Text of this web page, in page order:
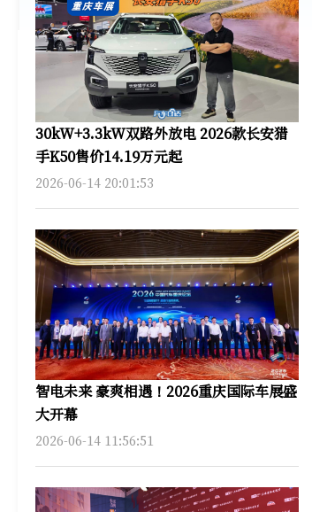
30kW+3.3kW双路外放电 2026款长安猎
手K50售价14.19万元起
2026-06-14 20:01:53
智电未来 豪爽相遇！2026重庆国际车展盛
大开幕
2026-06-14 11:56:51